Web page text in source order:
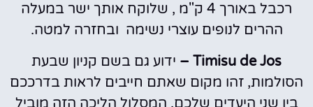
רכבל באורך 4 ק"מ , שלוקח אותך ישר במעלה
ההרים לנופים עוצרי נשימה ובחזרה למטה.
Timisu de Jos –
ידוע גם בשם קניון שבעת
הסולמות, זהו מקום שאתם חייבים לראות בדרככם
בין שני היעדים שלכם. המסלול הליכה הזה מוביל